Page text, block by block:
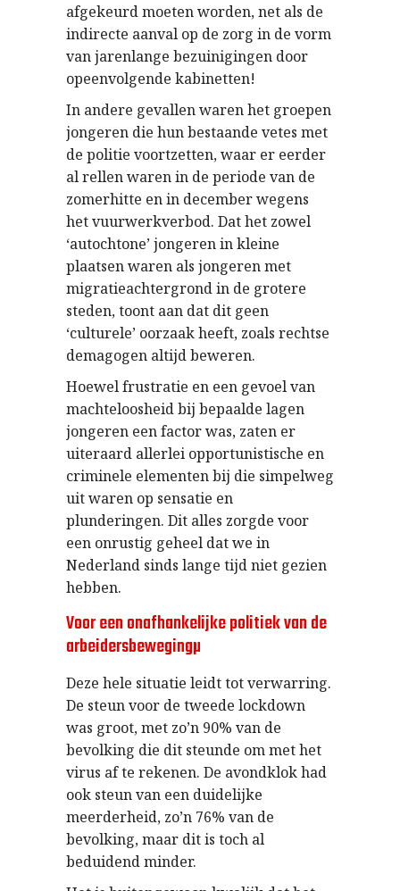
afgekeurd moeten worden, net als de
indirecte aanval op de zorg in de vorm
van jarenlange bezuinigingen door
opeenvolgende kabinetten!
In andere gevallen waren het groepen
jongeren die hun bestaande vetes met
de politie voortzetten, waar er eerder
al rellen waren in de periode van de
zomerhitte en in december wegens
het vuurwerkverbod. Dat het zowel
‘autochtone’ jongeren in kleine
plaatsen waren als jongeren met
migratieachtergrond in de grotere
steden, toont aan dat dit geen
‘culturele’ oorzaak heeft, zoals rechtse
demagogen altijd beweren.
Hoewel frustratie en een gevoel van
machteloosheid bij bepaalde lagen
jongeren een factor was, zaten er
uiteraard allerlei opportunistische en
criminele elementen bij die simpelweg
uit waren op sensatie en
plunderingen. Dit alles zorgde voor
een onrustig geheel dat we in
Nederland sinds lange tijd niet gezien
hebben.
Voor een onafhankelijke politiek van de
arbeidersbewegingµ
Deze hele situatie leidt tot verwarring.
De steun voor de tweede lockdown
was groot, met zo’n 90% van de
bevolking die dit steunde om met het
virus af te rekenen. De avondklok had
ook steun van een duidelijke
meerderheid, zo’n 76% van de
bevolking, maar dit is toch al
beduidend minder.